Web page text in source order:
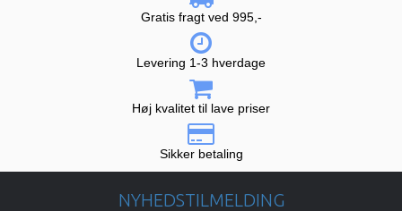
Gratis fragt ved 995,-
Levering 1-3 hverdage
Høj kvalitet til lave priser
Sikker betaling
NYHEDSTILMELDING